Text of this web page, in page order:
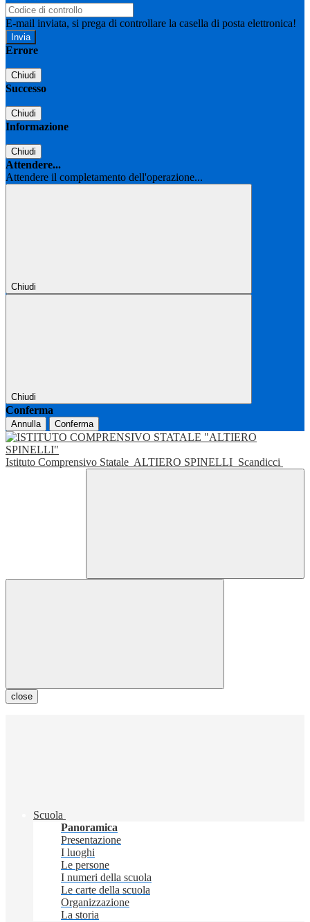
E-mail inviata, si prega di controllare la casella di posta elettronica!
Errore
Chiudi
Successo
Chiudi
Informazione
Chiudi
Attendere...
Attendere il completamento dell'operazione...
Chiudi
Chiudi
Conferma
Annulla Conferma
Istituto Comprensivo Statale ALTIERO SPINELLI Scandicci
close
Scuola
Panoramica
Presentazione
I luoghi
Le persone
I numeri della scuola
Le carte della scuola
Organizzazione
La storia